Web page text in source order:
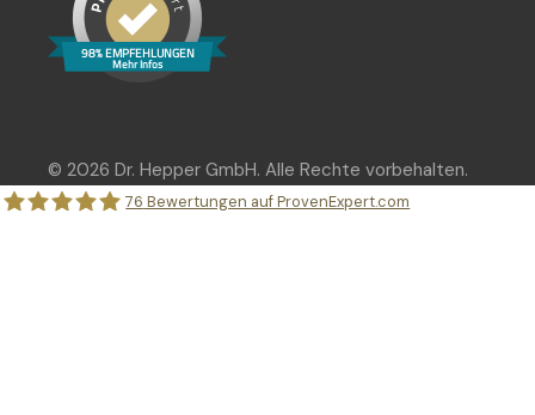
98% EMPFEHLUNGEN
Mehr Infos
© 2026 Dr. Hepper GmbH. Alle Rechte vorbehalten.
76 Bewertungen auf ProvenExpert.com